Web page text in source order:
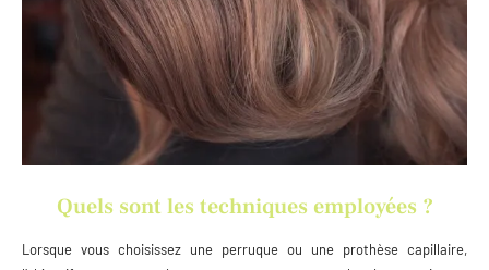
Quels sont les techniques employées ?
Lorsque vous choisissez une perruque ou une prothèse capillaire,